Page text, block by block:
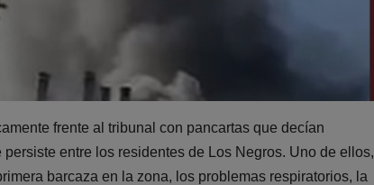
frente al tribunal con pancartas que decían
entre los residentes de Los Negros. Uno de ellos,
barcaza en la zona, los problemas respiratorios, la